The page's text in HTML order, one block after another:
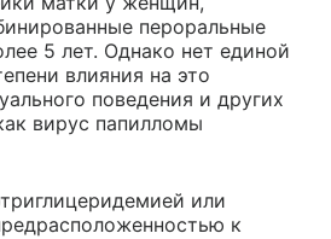
пероральные
5 лет. Однако нет единой
влияния на это
поведения и других
вирус папилломы
или
к